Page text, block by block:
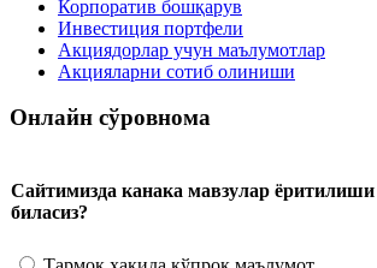
Корпоратив бошқарув
Инвестиция портфели
Акциядорлар учун маълумотлар
Акцияларни сотиб олиниши
Онлайн сўровнома
Сайтимизда канака мавзулар ёритилиши
биласиз?